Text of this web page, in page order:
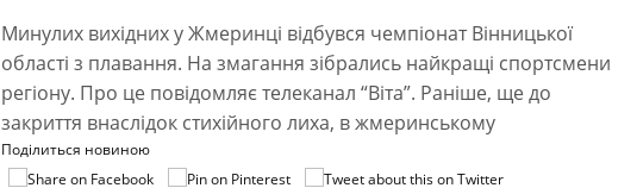
Минулих вихідних у Жмеринці відбувся чемпіонат Вінницької
області з плавання. На змагання зібрались найкращі спортсмени
регіону. Про це повідомляє телеканал “Віта”. Раніше, ще до
закриття внаслідок стихійного лиха, в жмеринському
Поділиться новиною